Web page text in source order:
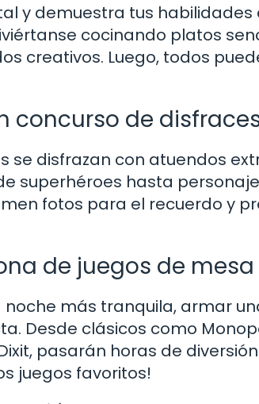
y demuestra tus
cocinando platos
creativos. Luego, todos
concurso de
se disfrazan con atuendos
superhéroes hasta
fotos para el recuerdo y
de juegos de mesa
noche más tranquila, armar
Desde clásicos como
pasarán horas de
juegos favoritos!